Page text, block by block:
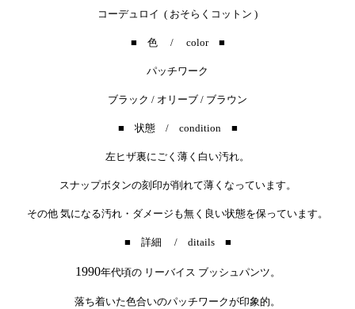
コーデュロイ ( おそらくコットン )
■ 色 / color ■
パッチワーク
ブラック / オリーブ / ブラウン
■ 状態 / condition ■
左ヒザ裏にごく薄く白い汚れ。
スナップボタンの刻印が削れて薄くなっています。
その他 気になる汚れ・ダメージも無く良い状態を保っています。
■ 詳細 / ditails ■
1990年代頃の リーバイス ブッシュパンツ。
落ち着いた色合いのパッチワークが印象的。